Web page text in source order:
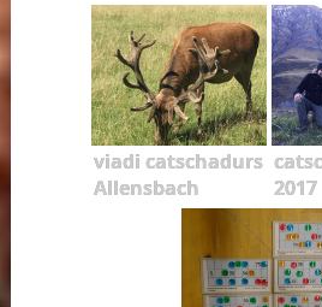
viadi catschadurs
Allensbach
2017